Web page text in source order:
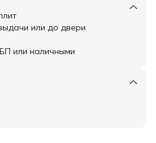
или до двери
или наличными